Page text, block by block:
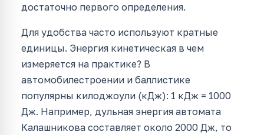
достаточно первого определения.
Для удобства часто используют кратные
единицы. Энергия кинетическая в чем
измеряется на практике? В
автомобилестроении и баллистике
популярны килоджоули (кДж): 1 кДж = 1000
Дж. Например, дульная энергия автомата
Калашникова составляет около 2000 Дж, то